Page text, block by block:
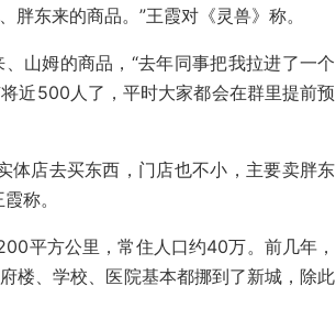
东来的商品。”王霞对《灵兽》称。
山姆的商品，“去年同事把我拉进了一个
近500人了，平时大家都会在群里提前预
体店去买东西，门店也不小，主要卖胖东
称。
平方公里，常住人口约40万。前几年，
楼、学校、医院基本都挪到了新城，除此